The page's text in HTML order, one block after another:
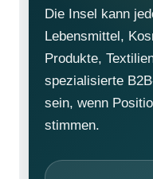
Die Insel kann
Lebensmittel,
Produkte,
spezialisierte
sein, wenn
stimmen.